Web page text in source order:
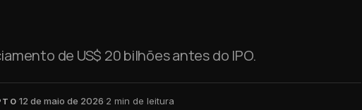
de US$ 20 bilhões antes do IPO.
·12 de maio de 2026·2 min de leitura